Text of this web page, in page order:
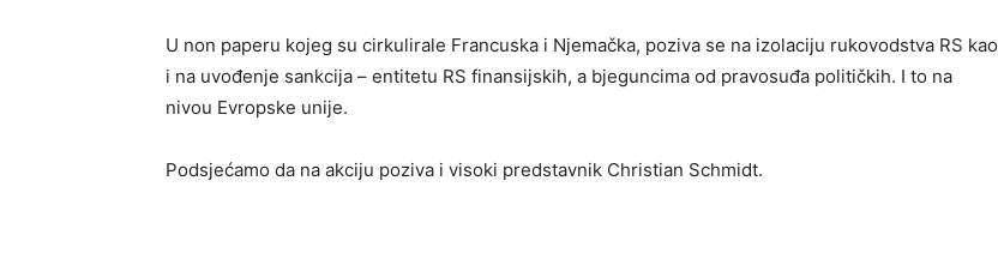
U non paperu kojeg su cirkulirale Francuska i Njemačka, poziva se na izolaciju rukovodstva RS kao
i na uvođenje sankcija – entitetu RS finansijskih, a bjeguncima od pravosuđa političkih. I to na
nivou Evropske unije.
Podsjećamo da na akciju poziva i visoki predstavnik Christian Schmidt.